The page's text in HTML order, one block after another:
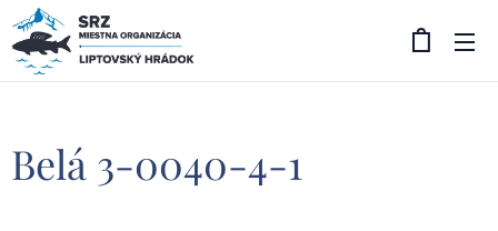
Belá 3-0040-4-1